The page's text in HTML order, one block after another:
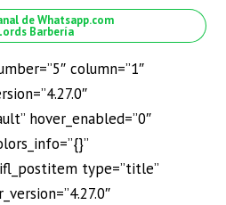
de Whatsapp.com
Barbería
column=”1″
hover_enabled=”0″
type=”title”